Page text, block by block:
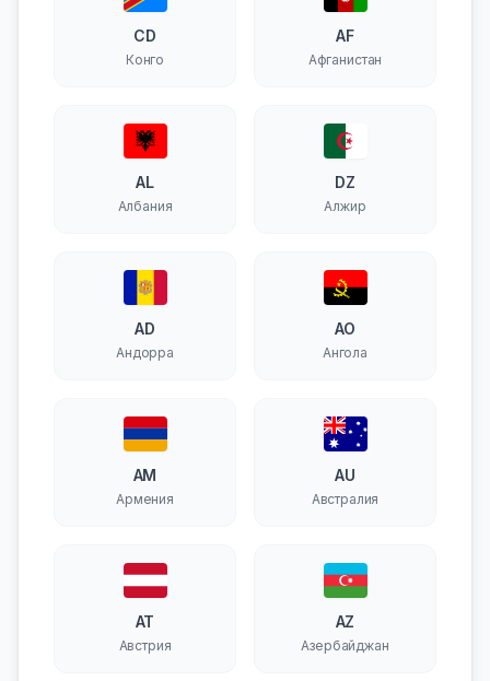
CD
Конго
AF
Афганистан
AL
Албания
DZ
Алжир
AD
Андорра
AO
Ангола
AM
Армения
AU
Австралия
AT
Австрия
AZ
Азербайджан